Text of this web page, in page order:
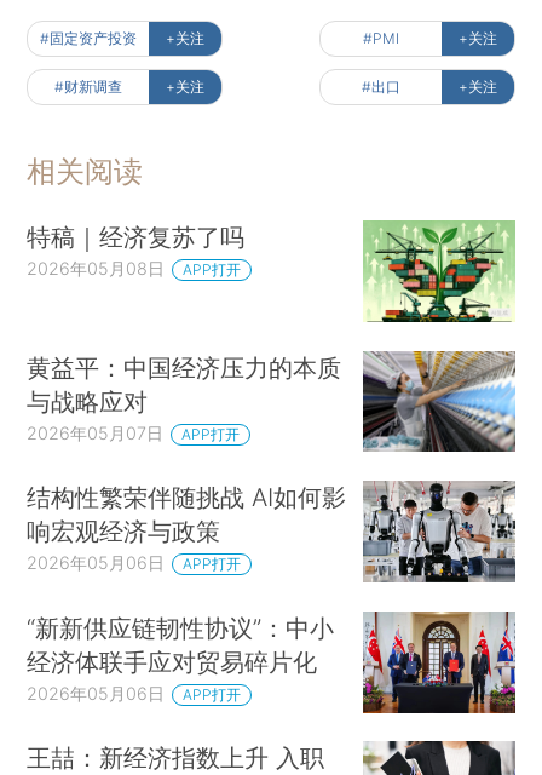
#固定资产投资 +关注 #PMI +关注
#财新调查 +关注 #出口 +关注
相关阅读
特稿｜经济复苏了吗
2026年05月08日 APP打开
黄益平：中国经济压力的本质
与战略应对
2026年05月07日 APP打开
结构性繁荣伴随挑战 AI如何影
响宏观经济与政策
2026年05月06日 APP打开
“新新供应链韧性协议”：中小
经济体联手应对贸易碎片化
2026年05月06日 APP打开
王喆：新经济指数上升 入职